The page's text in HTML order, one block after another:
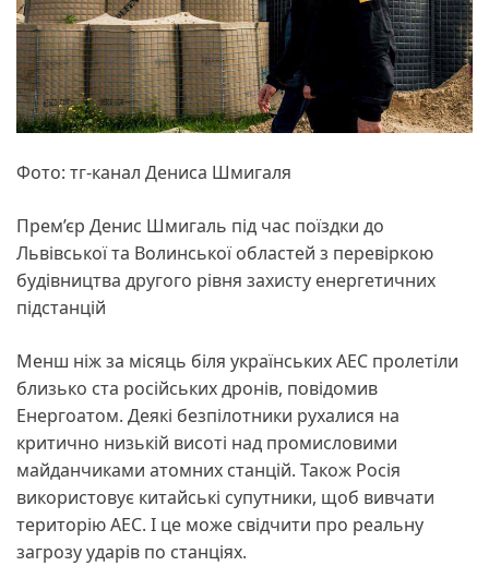
Фото: тг-канал Дениса Шмигаля
Прем’єр Денис Шмигаль під час поїздки до
Львівської та Волинської областей з перевіркою
будівництва другого рівня захисту енергетичних
підстанцій
Менш ніж за місяць біля українських АЕС пролетіли
близько ста російських дронів, повідомив
Енергоатом. Деякі безпілотники рухалися на
критично низькій висоті над промисловими
майданчиками атомних станцій. Також Росія
використовує китайські супутники, щоб вивчати
територію АЕС. І це може свідчити про реальну
загрозу ударів по станціях.